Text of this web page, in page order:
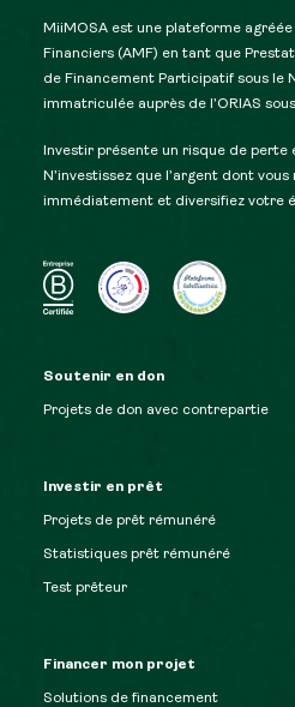
MiiMOSA est une plateforme
Financiers (AMF) en tant que
de Financement Participatif sous le
immatriculée auprès de l’ORIAS
Investir présente un risque de
N’investissez que l’argent dont vous
immédiatement et diversifiez votre
Soutenir en don
Projets de don avec contrepartie
Investir en prêt
Projets de prêt rémunéré
Statistiques prêt rémunéré
Test prêteur
Financer mon projet
Solutions de financement